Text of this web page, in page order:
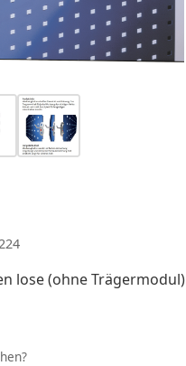
lose (ohne Trägermodul)